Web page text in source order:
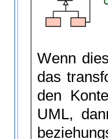
Wenn
das
den
UML,